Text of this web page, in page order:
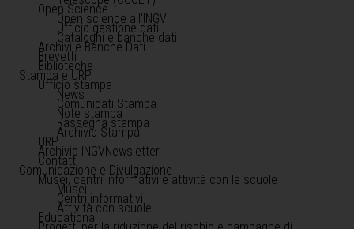
Open Science
Open science all'INGV
Ufficio gestione dati
Cataloghi e banche dati
Archivi e Banche Dati
Brevetti
Biblioteche
Stampa e URP
Ufficio stampa
News
Comunicati Stampa
Note stampa
Rassegna stampa
Archivio Stampa
URP
Archivio INGVNewsletter
Contatti
Comunicazione e Divulgazione
Musei, centri informativi e attività con le scuole
Musei
Centri informativi
Attività con scuole
Educational